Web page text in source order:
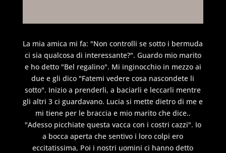
La mia amica mi fa: "Non controlli se sotto i bermuda
ci sia qualcosa di interessante?". Guardo mio marito
e ho detto "Bel regalino". Mi inginocchio in mezzo ai
due e gli dico "Fatemi vedere cosa nascondete li
sotto". Inizio a prenderli, a baciarli e leccarli mentre
gli altri 3 ci guardavano. Lucia si mette dietro di me e
mi tiene per le braccia e mio marito che dice..
"Adesso picchiate questa vacca con i costri cazzi". Io
a bocca aperta che sentivo i loro colpi ero
eccitatissima, Poi i nostri uomini ci hanno detto